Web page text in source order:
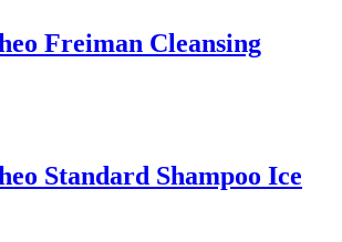
Freiman Cleansing
Standard Shampoo Ice